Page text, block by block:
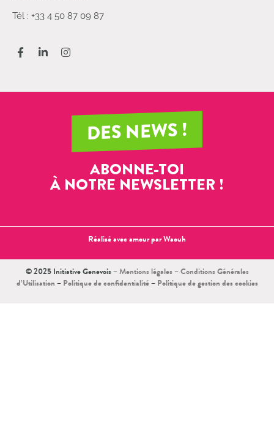
Tél : +33 4 50 87 09 87
DES NEWS !
ABONNE-TOI
À NOTRE NEWSLETTER !
© 2025 Initiative Genevois –Mentions légales–Conditions Générales
d’Utilisation – Politique de confidentialité– Politique de gestion des cookies
Réalisé avec amour parWaouh